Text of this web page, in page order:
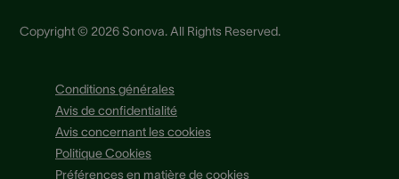
Copyright © 2026 Sonova. All Rights Reserved.
Conditions générales
Avis de confidentialité
Avis concernant les cookies
Politique Cookies
Préférences en matière de cookies